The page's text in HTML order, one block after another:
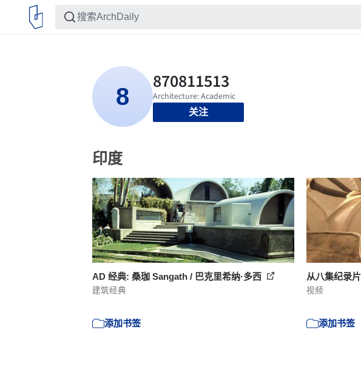
关注
印度
AD 经典: 桑珈 Sangath / 巴克里希纳·多西
建筑经典
添加书签
从八集纪录
视频
添加书签